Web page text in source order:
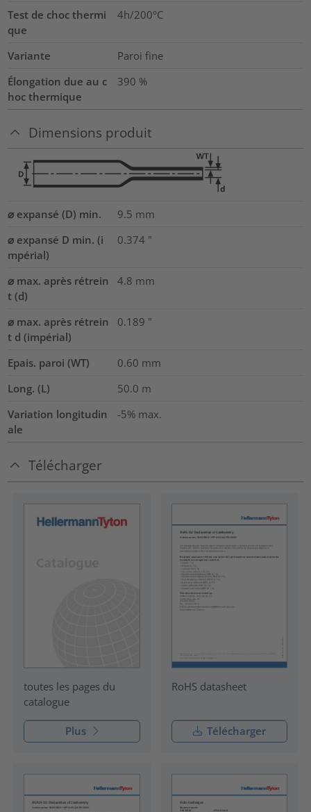
Test de choc thermi
que
4h/200°C
Variante
Paroi fine
Élongation due au c
hoc thermique
390 %
Dimensions produit
⌀ expansé (D) min. 9.5 mm
⌀ expansé D min. (i
mpérial)
0.374 "
⌀ max. après rétrein
t (d)
4.8 mm
⌀ max. après rétrein
t d (impérial)
0.189 "
Epais. paroi (WT) 0.60 mm
Long. (L)
50.0 m
Variation longitudin
ale
-5% max.
Télécharger
toutes les pages du
catalogue
Plus
RoHS datasheet
Télécharger